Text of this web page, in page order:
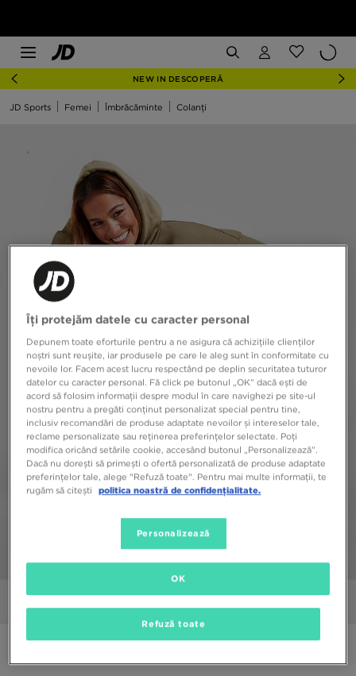
NEW IN DESCOPERĂ
JD Sports Femei Îmbrăcăminte Colanți
ADIDAS COLANȚI 3-STRIPES LINEAR COLANȚI
Îți protejăm datele cu caracter personal
Depunem toate eforturile pentru a ne asigura că achizițiile clienților
noștri sunt reușite, iar produsele pe care le aleg sunt în conformitate cu
nevoile lor. Facem acest lucru respectând pe deplin securitatea tuturor
datelor cu caracter personal. Fă click pe butonul „OK” dacă ești de
acord să folosim informații despre modul în care navighezi pe site-ul
nostru pentru a pregăti conținut personalizat special pentru tine,
inclusiv recomandări de produse adaptate nevoilor și intereselor tale,
reclame personalizate sau reținerea preferințelor selectate. Poți
modifica oricând setările cookie, accesând butonul „Personalizează”.
Dacă nu dorești să primești o ofertă personalizată de produse adaptate
preferințelor tale, alege "Refuză toate". Pentru mai multe informații, te
rugăm să citești
politica noastră de confidențialitate.
Personalizează
Refuză toate
OK